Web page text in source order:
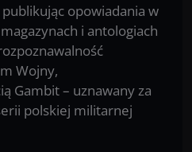
opowiadania w
i antologiach
Wojny,
Gambit – uznawany za
polskiej militarnej